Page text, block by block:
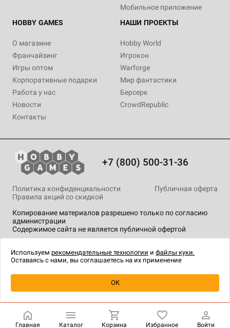
Уведомить о наличии
Мобильное приложение
HOBBY GAMES
О магазине
Франчайзинг
Игры оптом
Корпоративные подарки
Работа у нас
Новости
Контакты
НАШИ ПРОЕКТЫ
Hobby World
Игрокон
Warforge
Мир фантастики
Берсерк
CrowdRepublic
+7 (800) 500-31-36
Копирование материалов разрешено только по согласию
администрации
Содержимое сайта не является публичной офертой
Политика конфиденциальности
Публичная оферта
Правила акций со скидкой
технологии.
Главная Каталог Корзина Избранное Войти
Используем рекомендательные технологии и файлы куки.
Оставаясь с нами, вы соглашаетесь на их применение
OK